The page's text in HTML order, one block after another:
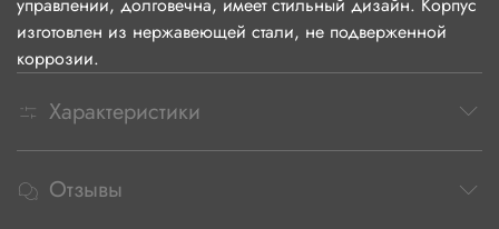
изготовлен из нержавеющей стали, не подверженной
коррозии.
Характеристики
Отзывы